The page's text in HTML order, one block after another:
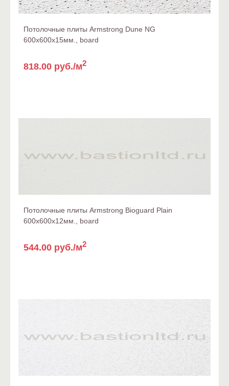
Потолочные плиты Armstrong Dune NG
600x600x15мм., board
818.00 руб./м2
Потолочные плиты Armstrong Bioguard Plain
600x600x12мм., board
544.00 руб./м2